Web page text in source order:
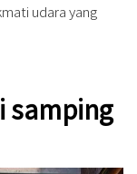
udara yang
samping